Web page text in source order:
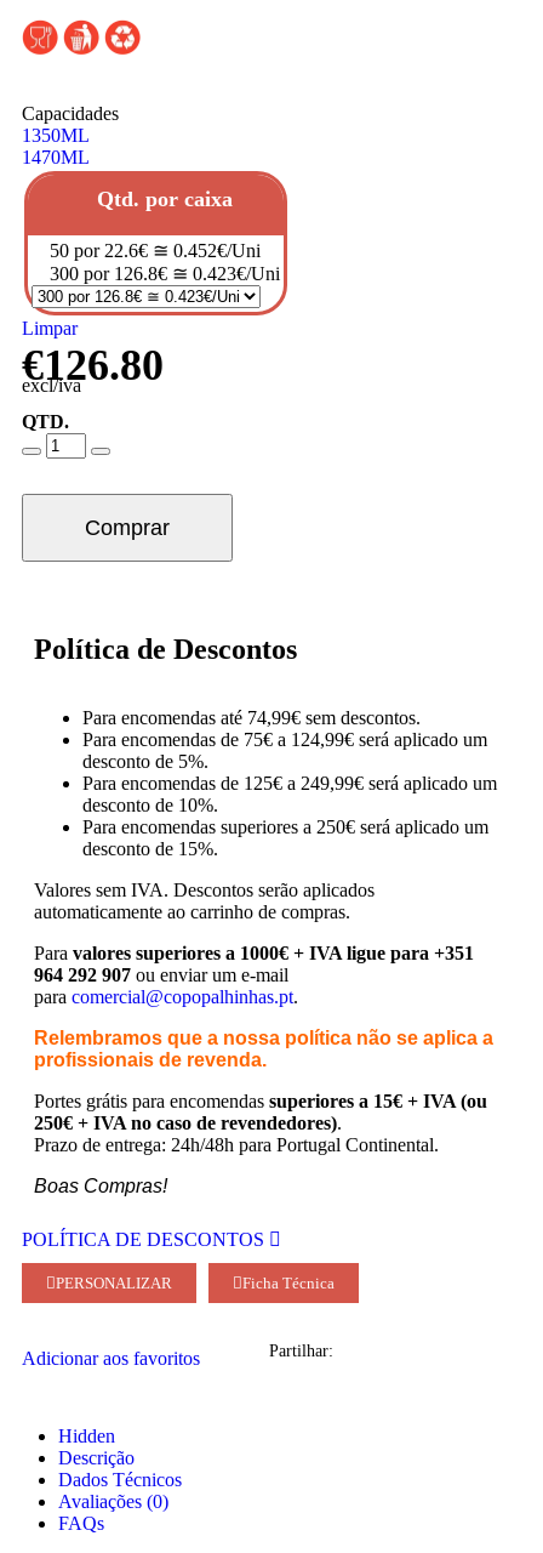
Capacidades
1350ML
1470ML
Qtd. por caixa
50 por 22.6€ ≅ 0.452€/Uni
300 por 126.8€ ≅ 0.423€/Uni
Limpar
€126.80
excl/iva
QTD.
Comprar
Política de Descontos
Para encomendas até 74,99€ sem descontos.
Para encomendas de 75€ a 124,99€ será aplicado um
desconto de 5%.
Para encomendas de 125€ a 249,99€ será aplicado um
desconto de 10%.
Para encomendas superiores a 250€ será aplicado um
desconto de 15%.
Valores sem IVA. Descontos serão aplicados
automaticamente ao carrinho de compras.
Para valores superiores a 1000€ + IVA ligue para +351
964 292 907 ou enviar um e-mail
para comercial@copopalhinhas.pt.
Relembramos que a nossa política não se aplica a
profissionais de revenda.
Portes grátis para encomendas superiores a 15€ + IVA (ou
250€ + IVA no caso de revendedores).
Prazo de entrega: 24h/48h para Portugal Continental.
Boas Compras!
POLÍTICA DE DESCONTOS
PERSONALIZAR Ficha Técnica
Adicionar aos favoritos Partilhar:
Hidden
Descrição
Dados Técnicos
Avaliações (0)
FAQs